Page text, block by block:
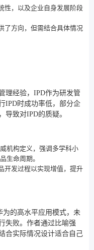
性，以及企业自身发展阶段
了方向，但需结合具体情况
理经验，IPD作为研发管
IPD时成功率低，部分企
导致对IPD的质疑。
机构定义，强调多学科小
生命周期。
开发过程以实现增值，提升
为的高水平应用模式，未
失败。作者通过比喻强
合实际情况设计适合自己